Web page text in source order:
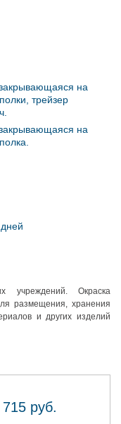
на
трейзер
на
учреждений. Окраска
размещения, хранения
и других изделий
715 руб.